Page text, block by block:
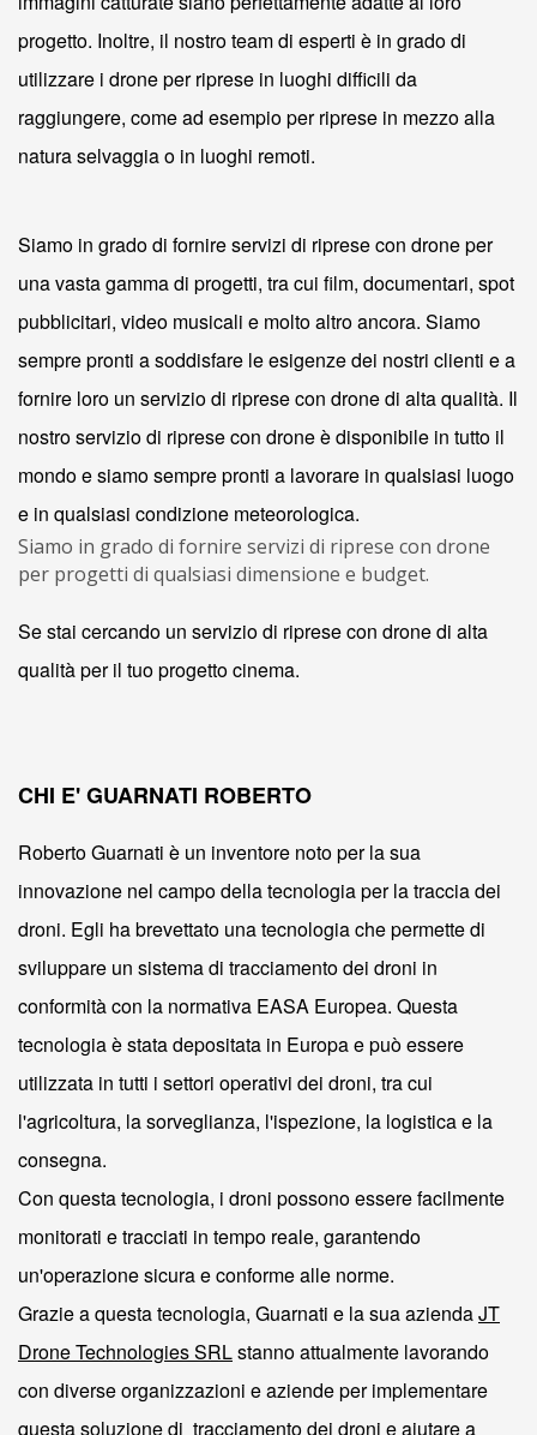
progetto. Inoltre, il nostro team di esperti è in grado di
utilizzare i drone per riprese in luoghi difficili da
raggiungere, come ad esempio per riprese in mezzo alla
natura selvaggia o in luoghi remoti.
Siamo in grado di fornire servizi di riprese con drone per
una vasta gamma di progetti, tra cui film, documentari, spot
pubblicitari, video musicali e molto altro ancora. Siamo
sempre pronti a soddisfare le esigenze dei nostri clienti e a
fornire loro un servizio di riprese con drone di alta qualità. Il
nostro servizio di riprese con drone è disponibile in tutto il
mondo e siamo sempre pronti a lavorare in qualsiasi luogo
e in qualsiasi condizione meteorologica.
Siamo in grado di fornire servizi di riprese con drone
per progetti di qualsiasi dimensione e budget.
Se stai cercando un servizio di riprese con drone di alta
qualità per il tuo progetto cinema.
CHI E' GUARNATI ROBERTO
Roberto Guarnati è un inventore noto per la sua
innovazione nel campo della tecnologia per la traccia dei
droni. Egli ha brevettato una tecnologia che permette di
sviluppare un sistema di tracciamento dei droni in
conformità con la normativa EASA Europea. Questa
tecnologia è stata depositata in Europa e può essere
utilizzata in tutti i settori operativi dei droni, tra cui
l'agricoltura, la sorveglianza, l'ispezione, la logistica e la
consegna.
Con questa tecnologia, i droni possono essere facilmente
monitorati e tracciati in tempo reale, garantendo
un'operazione sicura e conforme alle norme.
Grazie a questa tecnologia, Guarnati e la sua aziendaJT
Drone Technologies SRLstanno attualmente lavorando
con diverse organizzazioni e aziende per implementare
questa soluzione di tracciamento dei droni e aiutare a